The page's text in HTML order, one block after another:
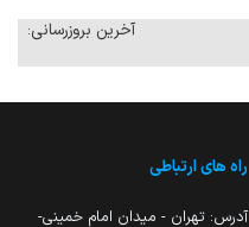
آخرین بروزرسانی:
راه های ارتباطی
آدرس: تهران - میدان امام خمینی-